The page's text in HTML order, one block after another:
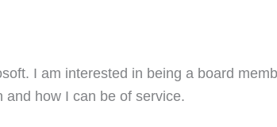
I am interested in being a board
how I can be of service.